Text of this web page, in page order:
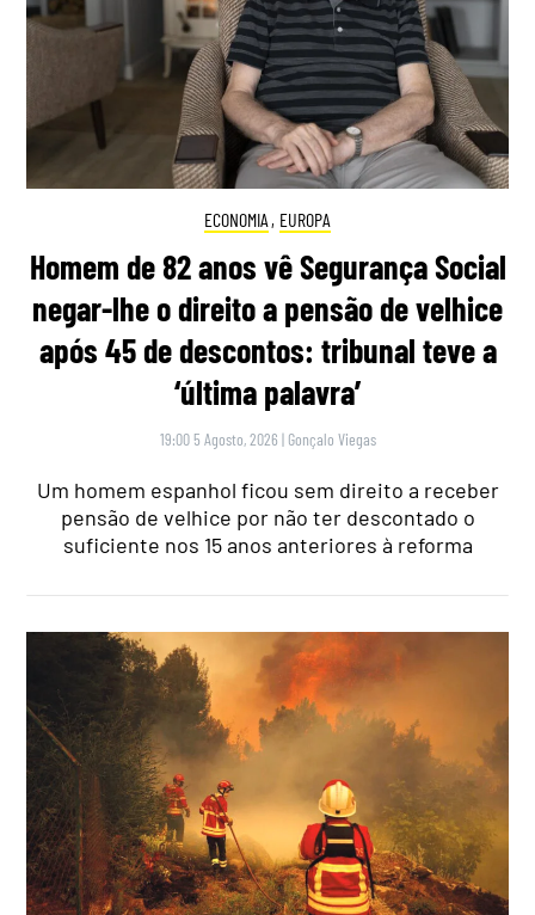
ECONOMIA , EUROPA
Homem de 82 anos vê Segurança Social
negar-lhe o direito a pensão de velhice
após 45 de descontos: tribunal teve a
‘última palavra’
19:00 5 Agosto, 2026 | Gonçalo Viegas
Um homem espanhol ficou sem direito a receber
pensão de velhice por não ter descontado o
suficiente nos 15 anos anteriores à reforma